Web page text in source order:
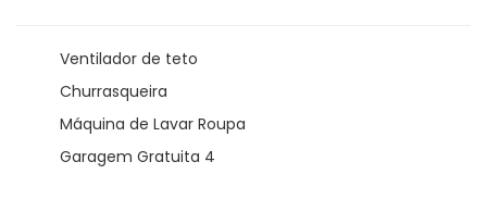
Ventilador de teto
Churrasqueira
Máquina de Lavar Roupa
Garagem Gratuita 4